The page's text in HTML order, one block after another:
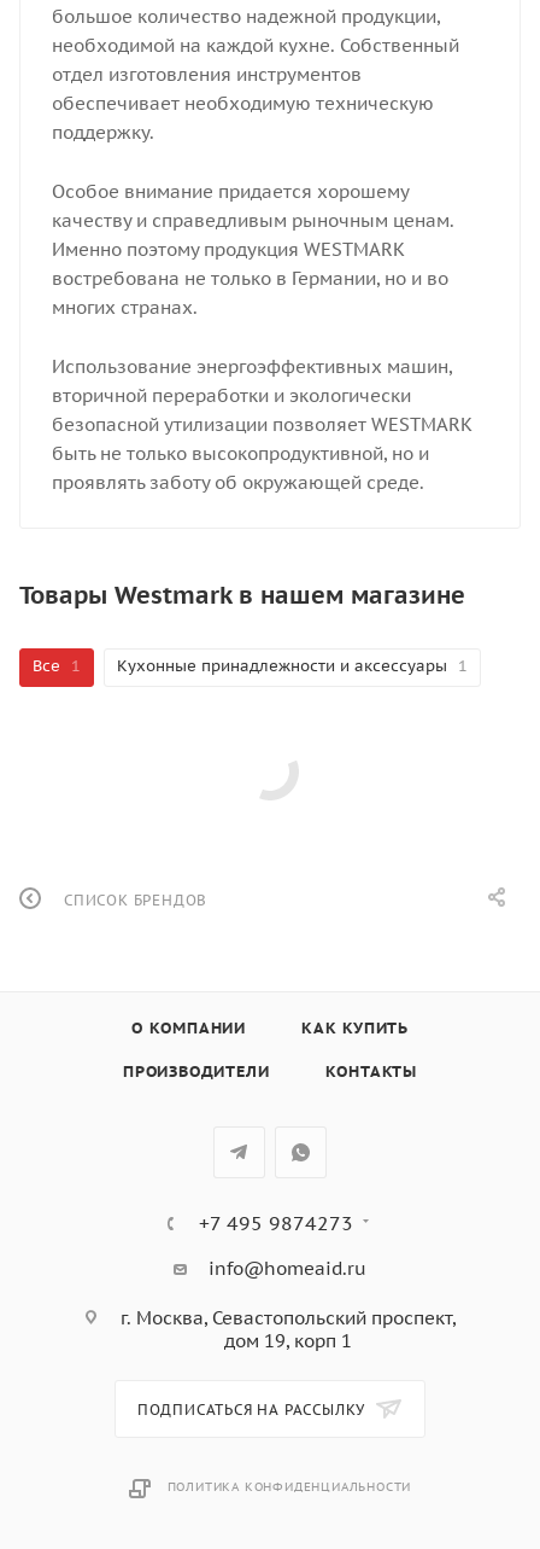
большое количество надежной продукции,
необходимой на каждой кухне. Собственный
отдел изготовления инструментов
обеспечивает необходимую техническую
поддержку.
Особое внимание придается хорошему
качеству и справедливым рыночным ценам.
Именно поэтому продукция WESTMARK
востребована не только в Германии, но и во
многих странах.
​​​​Использование энергоэффективных машин,
вторичной переработки и экологически
безопасной утилизации позволяет WESTMARK
быть не только высокопродуктивной, но и
проявлять заботу об окружающей среде.
Товары Westmark в нашем магазине
Все 1 Кухонные принадлежности и аксессуары 1
СПИСОК БРЕНДОВ
О КОМПАНИИ КАК КУПИТЬ
ПРОИЗВОДИТЕЛИ КОНТАКТЫ
+7 495 9874273
info@homeaid.ru
г. Москва, Севастопольский проспект,
дом 19, корп 1
ПОДПИСАТЬСЯ НА РАССЫЛКУ
ПОЛИТИКА КОНФИДЕНЦИАЛЬНОСТИ